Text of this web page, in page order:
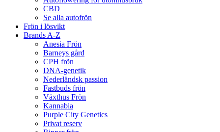
CBD
Se alla autofrön
Frön i lösvikt
Brands A-Z
Anesia Frön
Barneys gård
CPH frön
DNA-genetik
Nederländsk passion
Fastbuds frön
Växthus Frön
Kannabia
Purple City Genetics
Privat reserv